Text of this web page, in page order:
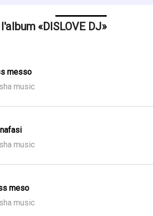
DISLOVE DJ
messo
music
music
meso
music